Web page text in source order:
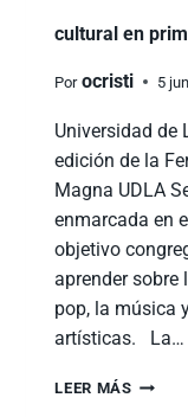
cultural en
Por ocristi 5
Universidad de
edición de la
Magna UDLA
enmarcada en
objetivo
aprender sobre
pop, la música
artísticas. La…
LEER MÁS